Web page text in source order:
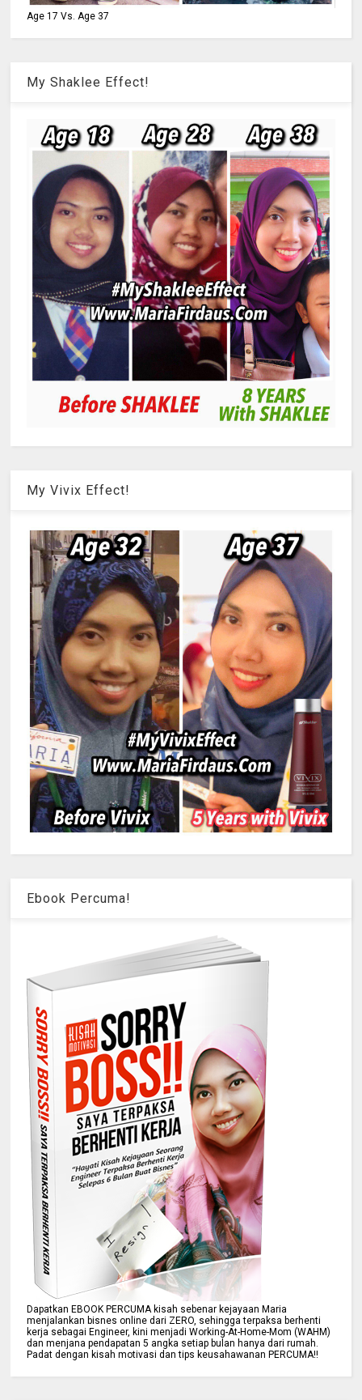
Age 17 Vs. Age 37
My Shaklee Effect!
My Vivix Effect!
Ebook Percuma!
Dapatkan EBOOK PERCUMA kisah sebenar kejayaan Maria
menjalankan bisnes online dari ZERO, sehingga terpaksa berhenti
kerja sebagai Engineer, kini menjadi Working-At-Home-Mom (WAHM)
dan menjana pendapatan 5 angka setiap bulan hanya dari rumah.
Padat dengan kisah motivasi dan tips keusahawanan PERCUMA!!